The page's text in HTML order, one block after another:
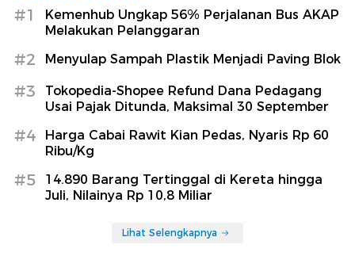
#1
Kemenhub Ungkap 56% Perjalanan Bus AKAP
Melakukan Pelanggaran
#2 Menyulap Sampah Plastik Menjadi Paving Blok
#3
Tokopedia-Shopee Refund Dana Pedagang
Usai Pajak Ditunda, Maksimal 30 September
#4
Harga Cabai Rawit Kian Pedas, Nyaris Rp 60
Ribu/Kg
#5
14.890 Barang Tertinggal di Kereta hingga
Juli, Nilainya Rp 10,8 Miliar
Lihat Selengkapnya